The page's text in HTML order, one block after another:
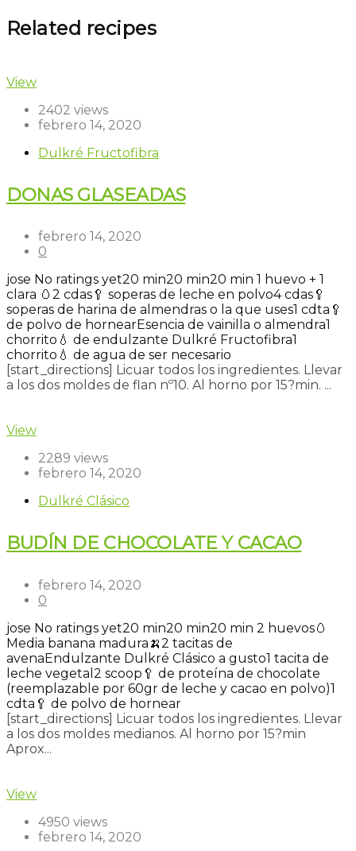
Related recipes
View
2402 views
febrero 14, 2020
Dulkré Fructofibra
DONAS GLASEADAS
febrero 14, 2020
0
jose No ratings yet20 min20 min20 min 1 huevo + 1
clara 🥚 2 cdas🥄 soperas de leche en polvo4 cdas🥄
soperas de harina de almendras o la que uses1 cdta🥄
de polvo de hornearEsencia de vainilla o almendra1
chorrito💧 de endulzante Dulkré Fructofibra1
chorrito💧 de agua de ser necesario
[start_directions] Licuar todos los ingredientes. Llevar
a los dos moldes de flan nº10. Al horno por 15?min. ...
View
2289 views
febrero 14, 2020
Dulkré Clásico
BUDÍN DE CHOCOLATE Y CACAO
febrero 14, 2020
0
jose No ratings yet20 min20 min20 min 2 huevos🥚
Media banana madura🍌2 tacitas de
avenaEndulzante Dulkré Clásico a gusto1 tacita de
leche vegetal 2 scoop🥄 de proteína de chocolate
(reemplazable por 60gr de leche y cacao en polvo)1
cdta🥄 de polvo de hornear
[start_directions] Licuar todos los ingredientes. Llevar
a los dos moldes medianos. Al horno por 15?min
Aprox...
View
4950 views
febrero 14, 2020